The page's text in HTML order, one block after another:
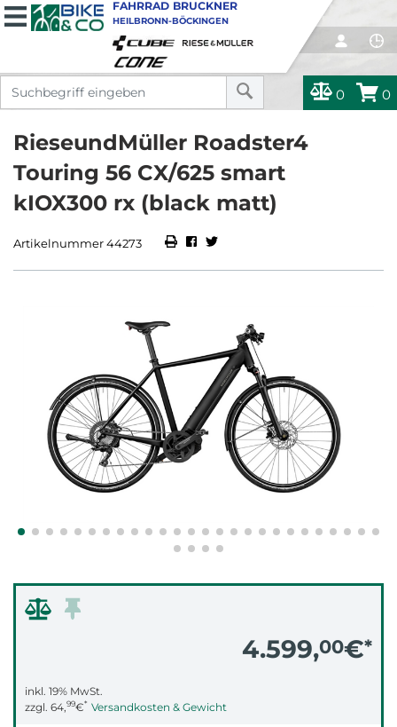
0 0
FAHRRAD BRUCKNER
HEILBRONN-BÖCKINGEN
RieseundMüller Roadster4
Touring 56 CX/625 smart
kIOX300 rx (black matt)
Artikelnummer 44273
4.599,00€*
inkl. 19% MwSt.
zzgl. 64,99€* Versandkosten & Gewicht